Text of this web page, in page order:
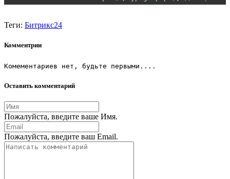
Теги: Битрикс24
Комментрии
Комементариев нет, будьте первыми....
Оставить комментарий
Пожалуйста, введите ваше Имя.
Пожалуйста, введите ваш Email.